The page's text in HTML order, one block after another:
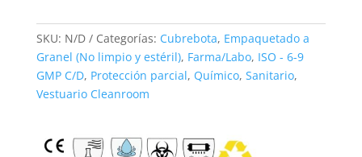
SKU: N/D Categorías: Cubrebota, Empaquetado a
Granel (No limpio y estéril), Farma/Labo, ISO - 6-9
GMP C/D, Protección parcial, Químico, Sanitario,
Vestuario Cleanroom